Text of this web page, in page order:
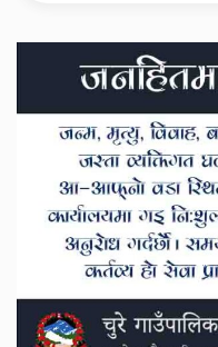
Secondary
Sidebar